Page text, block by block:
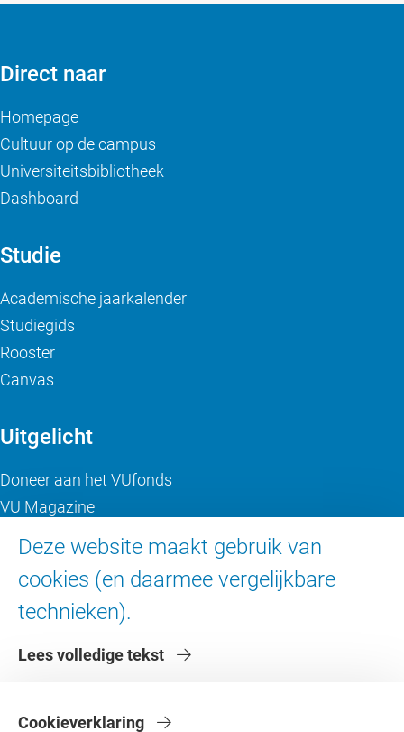
Deze website maakt gebruik van
cookies (en daarmee vergelijkbare
technieken).
Lees volledige tekst
Cookieverklaring
Direct naar
Homepage
Cultuur op de campus
Universiteitsbibliotheek
Dashboard
Studie
Academische jaarkalender
Studiegids
Rooster
Canvas
Uitgelicht
Doneer aan het VUfonds
VU Magazine
Over de VU
Contact en route
Faculteiten